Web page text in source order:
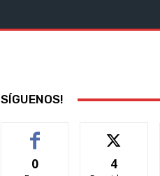
SÍGUENOS!
0 4